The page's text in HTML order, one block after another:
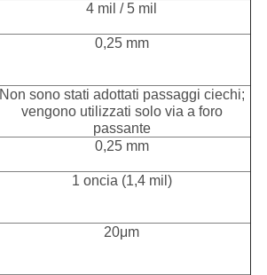
4 mil / 5 mil
0,25 mm
Non sono stati adottati passaggi ciechi;
vengono utilizzati solo via a foro
passante
0,25 mm
1 oncia (1,4 mil)
20μm